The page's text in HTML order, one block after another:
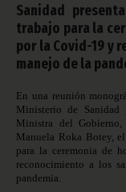
Sanidad
trabajo para la
por la Covid-19 y
manejo de la
En una reunión
Ministerio de Sanidad
Ministra del Gobierno,
Manuela Roka Botey,
para la ceremonia de
reconocimiento a los
pandemia.